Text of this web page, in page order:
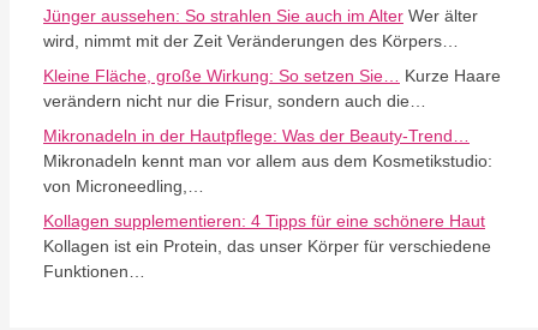
Jünger aussehen: So strahlen Sie auch im Alter Wer älter
wird, nimmt mit der Zeit Veränderungen des Körpers…
Kleine Fläche, große Wirkung: So setzen Sie… Kurze Haare
verändern nicht nur die Frisur, sondern auch die…
Mikronadeln in der Hautpflege: Was der Beauty-Trend…
Mikronadeln kennt man vor allem aus dem Kosmetikstudio:
von Microneedling,…
Kollagen supplementieren: 4 Tipps für eine schönere Haut
Kollagen ist ein Protein, das unser Körper für verschiedene
Funktionen…